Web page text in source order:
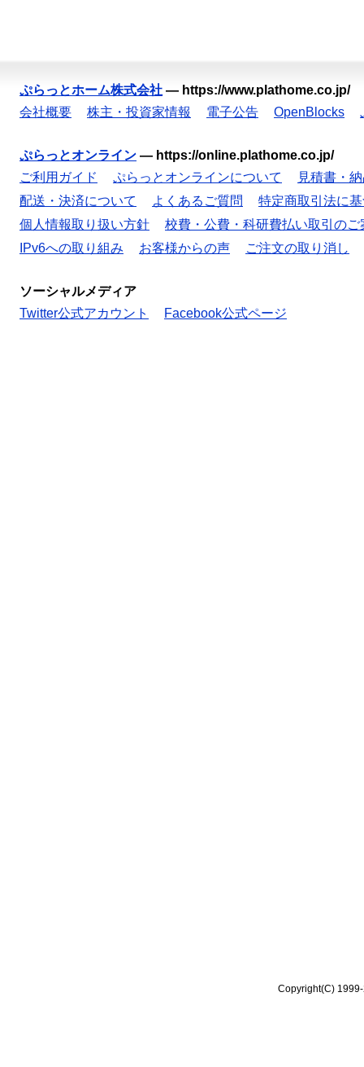
ぷらっとホーム株式会社 — https://www.plathome.co.jp/
会社概要
株主・投資家情報 電子公告 OpenBlocks
ぷらっとオンライン — https://online.plathome.co.jp/
ご利用ガイド
ぷらっとオンラインについて
見積書・
配送・決済について
よくあるご質問
特定商取引法に
個人情報取り扱い方針
校費・公費・科研費払い取引のご
IPv6への取り組み
お客様からの声 ご注文の取り消し
ソーシャルメディア
Twitter公式アカウント
Facebook公式ページ
Copyright(C)